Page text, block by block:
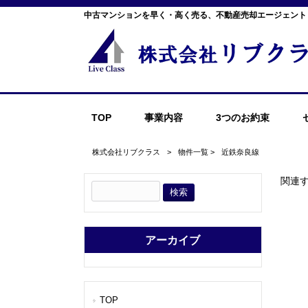
中古マンションを早く・高く売る、不動産売却エージェント
TOP 事業内容 3つのお約束
株式会社リブクラス > 物件一覧 > 近鉄奈良線
関連
アーカイブ
TOP